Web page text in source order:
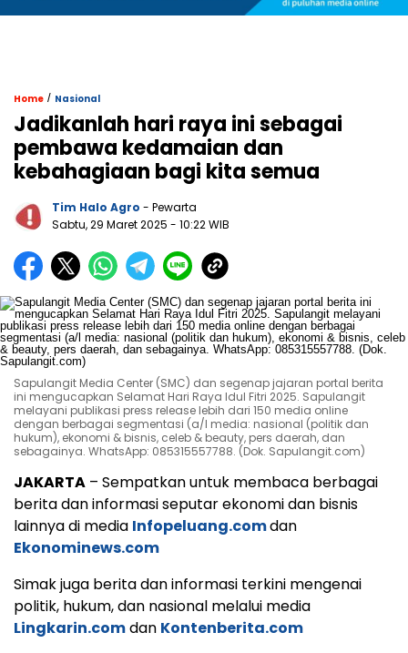
Home / Nasional
Jadikanlah hari raya ini sebagai
pembawa kedamaian dan
kebahagiaan bagi kita semua
Tim Halo Agro - Pewarta
Sabtu, 29 Maret 2025 - 10:22 WIB
Sapulangit Media Center (SMC) dan segenap jajaran portal berita
ini mengucapkan Selamat Hari Raya Idul Fitri 2025. Sapulangit
melayani publikasi press release lebih dari 150 media online
dengan berbagai segmentasi (a/l media: nasional (politik dan
hukum), ekonomi & bisnis, celeb & beauty, pers daerah, dan
sebagainya. WhatsApp: 085315557788. (Dok. Sapulangit.com)
JAKARTA – Sempatkan untuk membaca berbagai
berita dan informasi seputar ekonomi dan bisnis
lainnya di media Infopeluang.comdan
Ekonominews.com
Simak juga berita dan informasi terkini mengenai
politik, hukum, dan nasional melalui media
Lingkarin.comdan Kontenberita.com